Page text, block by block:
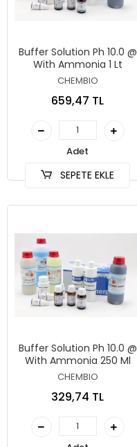
Buffer Solution Ph 10.0 @
With Ammonia 1 Lt
CHEMBIO
659,47 TL
Adet
SEPETE EKLE
Buffer Solution Ph 10.0 @
With Ammonia 250 Ml
CHEMBIO
329,74 TL